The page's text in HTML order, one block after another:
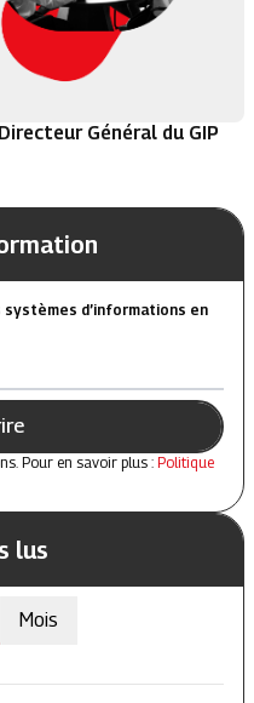
Général du GIP
systèmes d’informations en
Pour en savoir plus : Politique
lus
Mois